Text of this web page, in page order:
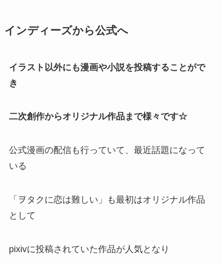
インディーズから公式へ
イラスト以外にも漫画や小説を投稿することがで
き
二次創作からオリジナル作品まで様々です☆
公式漫画の配信も行っていて、最近話題になって
いる
「ヲタクに恋は難しい」も最初はオリジナル作品
として
pixivに投稿されていた作品が人気となり